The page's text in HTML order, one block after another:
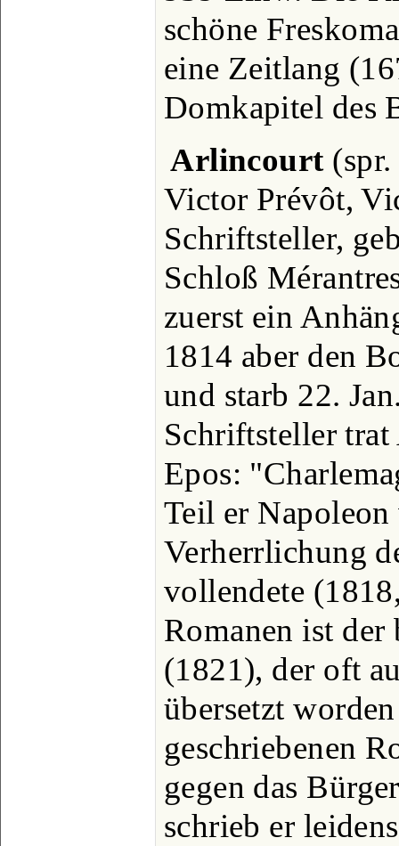
schöne
eine Zeitlang
Domkapitel des
Arlincourt(spr.
Victor Prévôt,
Schriftsteller,
Schloß
zuerst ein
1814 aber den
und starb 22.
Schriftsteller
Epos:
Teil er Napoleon
Verherrlichung
vollendete
Romanen ist
(1821), der oft
übersetzt
geschriebenen
gegen das
schrieb er